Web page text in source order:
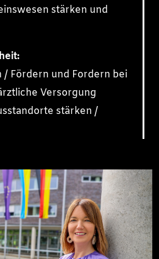
stärken und
/ Fördern und Fordern bei
Versorgung
stärken /